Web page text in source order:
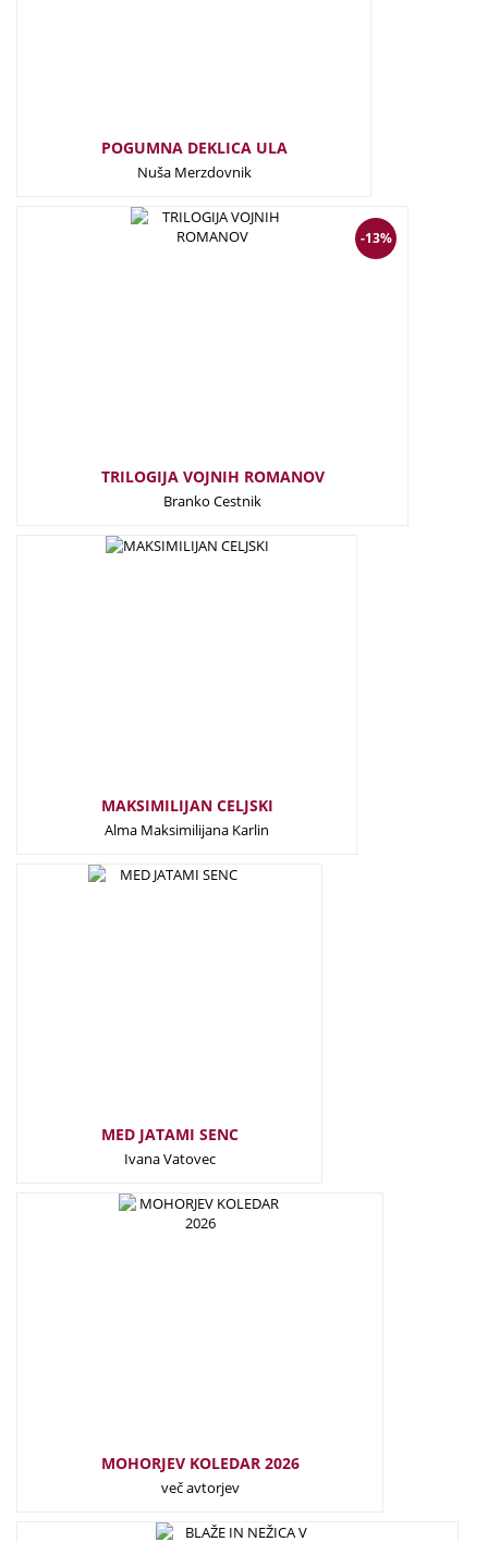
POGUMNA DEKLICA ULA
Nuša Merzdovnik
-13%
TRILOGIJA VOJNIH ROMANOV
Branko Cestnik
91,50 € 79,70
MAKSIMILIJAN CELJSKI
Alma Maksimilijana Karlin
MED JATAMI SENC
Ivana Vatovec
MOHORJEV KOLEDAR 2026
več avtorjev
25,50